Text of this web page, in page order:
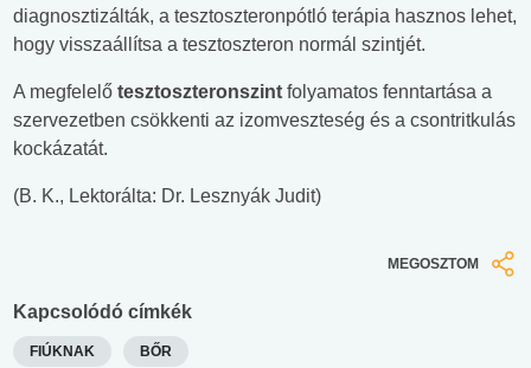
diagnosztizálták, a tesztoszteronpótló terápia hasznos lehet,
hogy visszaállítsa a tesztoszteron normál szintjét.
A megfelelő tesztoszteronszint folyamatos fenntartása a
szervezetben csökkenti az izomveszteség és a csontritkulás
kockázatát.
(B. K., Lektorálta: Dr. Lesznyák Judit)
MEGOSZTOM
Kapcsolódó címkék
FIÚKNAK BŐR